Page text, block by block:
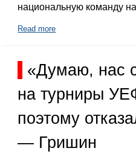
национальную команду
Read more
«Думаю, нас
на турниры
поэтому
— Гришин